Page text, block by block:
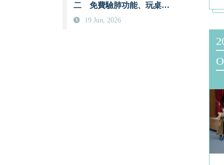
二 免費驗肺功能、玩桌遊
認識 PM2.5
19 Jun, 2026